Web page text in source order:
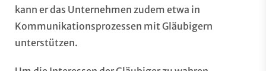
kann er das Unternehmen zudem etwa in
Kommunikationsprozessen mit Gläubigern
unterstützen.